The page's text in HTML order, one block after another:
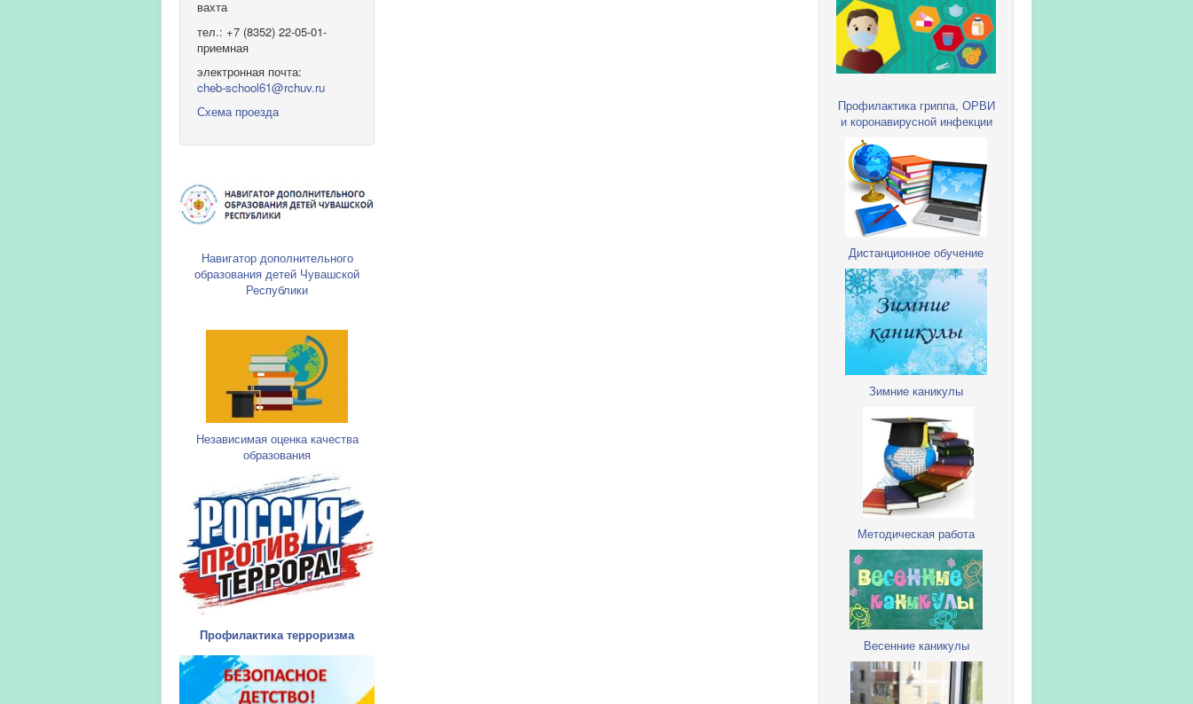
вахта
тел.: +7 (8352) 22-05-01-
приемная
электронная почта:
cheb-school61@rchuv.ru
Схема проезда
Навигатор дополнительного
образования детей Чувашской
Республики
Независимая оценка качества
образования
Профилактика терроризма
Профилактика гриппа, ОРВИ
и коронавирусной инфекции
Дистанционное обучение
Зимние каникулы
Методическая работа
Весенние каникулы